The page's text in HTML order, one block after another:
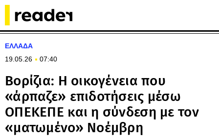
ΕΛΛΑΔΑ
19.05.26
07:40
Βορίζια: Η οικογένεια που
«άρπαζε» επιδοτήσεις μέσω
ΟΠΕΚΕΠΕ και η σύνδεση με τον
«ματωμένο» Νοέμβρη